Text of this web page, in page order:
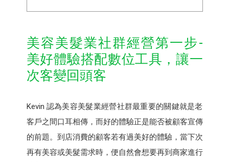
美容美髮業社群經營第一步-
美好體驗搭配數位工具，讓一
次客變回頭客
Kevin 認為美容美髮業經營社群最重要的關鍵就是老
客戶之間口耳相傳，而好的體驗正是能否被顧客宣傳
的前題。到店消費的顧客若有過美好的體驗，當下次
再有美容或美髮需求時，便自然會想要再到商家進行